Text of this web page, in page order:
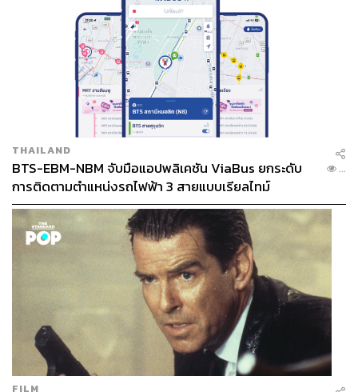
ดูเหมือนจริงๆ แล้วมันไม่ได้แปลว่าคุณจะต้องพึ่งเข็ม
พึ่งหัตถการอะไร สุดท้ายมันคือการดูว่าปัญหาลึกๆ ในใจ
เขาคืออะไรด้วย
ใช่ จริงๆ แล้วคนเรามันมีที่มาของการที่จะเกิด
ปัญหาหลายอย่าง บางอย่างไม่ต้องไปใช้อุปกรณ์อะไรเลย มัน
แค่กลับไปจัดการที่ตัวเราเอง อาจต้องการใครสักคนที่คุยแล้ว
ก็รู้สึกว่าตัวเองดีขึ้น ซึ่งนั่นเป็นสิ่งหนึ่งที่จะบอกว่าอาชีพนี้มัน
ให้ได้ มันสามารถที่จะทำให้คนอื่นดีขึ้นได้
จะว่าไปก็เหมือนหมอด้าน Mental Health เหมือนกัน
หมอออย:
แน่นอนค่ะ หมอเชื่อว่าหมอทุกแผนกที่ต้องสัมผัส
กับคนจะต้องรู้ว่าอีกคนเขาคิดอย่างไร แล้วเราก็จะหาวิธีการ
คุย มันเป็นสิ่งที่สำคัญมากๆ เลยค่ะ
จากประสบการณ์ในหัตถการหลายรูปแบบ หมอออย
ชอบทำอะไรมากที่สุด
THAILAND
BTS-EBM-NBM จับมือแอปพลิเคชัน ViaBus ยกระดับ
การติดตามตำแหน่งรถไฟฟ้า 3 สายแบบเรียลไทม์
...
FILM